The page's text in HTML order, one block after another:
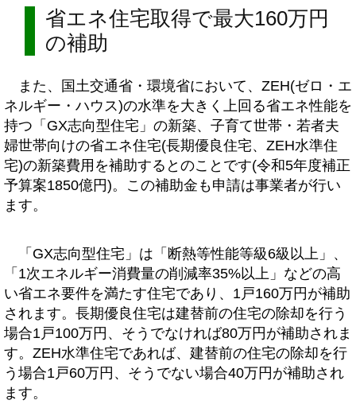
省エネ住宅取得で最大160万円
の補助
また、国土交通省・環境省において、ZEH(ゼロ・エ
ネルギー・ハウス)の水準を大きく上回る省エネ性能を
持つ「GX志向型住宅」の新築、子育て世帯・若者夫
婦世帯向けの省エネ住宅(長期優良住宅、ZEH水準住
宅)の新築費用を補助するとのことです(令和5年度補正
予算案1850億円)。この補助金も申請は事業者が行い
ます。
「GX志向型住宅」は「断熱等性能等級6級以上」、
「1次エネルギー消費量の削減率35%以上」などの高
い省エネ要件を満たす住宅であり、1戸160万円が補助
されます。長期優良住宅は建替前の住宅の除却を行う
場合1戸100万円、そうでなければ80万円が補助されま
す。ZEH水準住宅であれば、建替前の住宅の除却を行
う場合1戸60万円、そうでない場合40万円が補助され
ます。